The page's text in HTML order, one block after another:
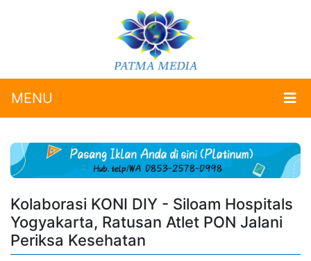
MENU
Kolaborasi KONI DIY - Siloam Hospitals
Yogyakarta, Ratusan Atlet PON Jalani
Periksa Kesehatan